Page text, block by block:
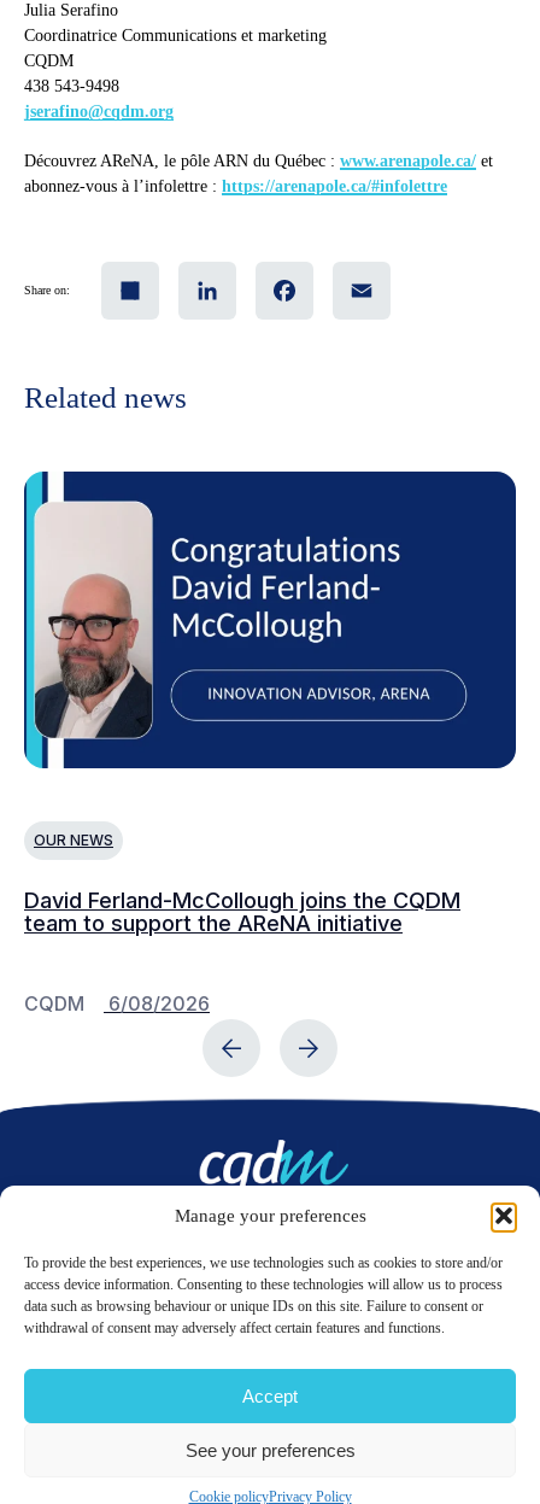
Manage your preferences
To provide the best experiences, we use technologies such as cookies to store and/or
access device information. Consenting to these technologies will allow us to process
data such as browsing behaviour or unique IDs on this site. Failure to consent or
withdrawal of consent may adversely affect certain features and functions.
Accept
See your preferences
Cookie policyPrivacy Policy
Julia Serafino
Coordinatrice Communications et marketing
CQDM
438 543-9498
jserafino@cqdm.org
Découvrez AReNA, le pôle ARN du Québec : www.arenapole.ca/ et
abonnez-vous à l’infolettre : https://arenapole.ca/#infolettre
Share on:
Related news
OUR NEWS
David Ferland-McCollough joins the CQDM
team to support the AReNA initiative
CQDM 6/08/2026
LinkedIn Twitter
© 2026 CQDM.ALL RIGHTS RESERVED.
PRIVACY POLICY
GÉRER MES COOKIES